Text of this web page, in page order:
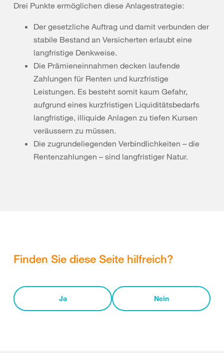
Drei Punkte ermöglichen diese Anlagestrategie:
Der gesetzliche Auftrag und damit verbunden der
stabile Bestand an Versicherten erlaubt eine
langfristige Denkweise.
Die Prämieneinnahmen decken laufende
Zahlungen für Renten und kurzfristige
Leistungen. Es besteht somit kaum Gefahr,
aufgrund eines kurzfristigen Liquiditätsbedarfs
langfristige, illiquide Anlagen zu tiefen Kursen
veräussern zu müssen.
Die zugrundeliegenden Verbindlichkeiten – die
Rentenzahlungen – sind langfristiger Natur.
Finden Sie diese Seite hilfreich?
Ja Nein